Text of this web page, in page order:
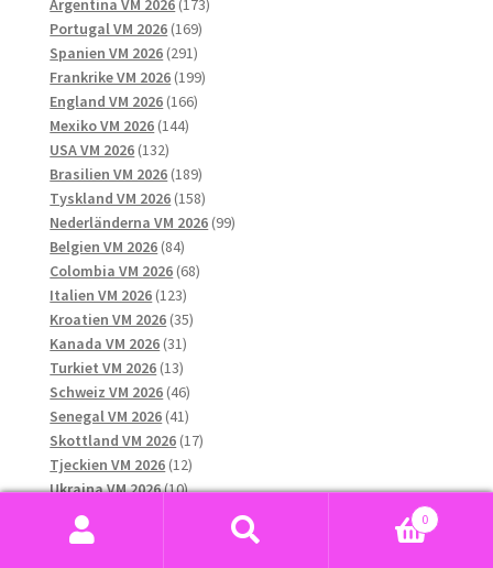
Argentina VM 2026 173
Portugal VM 2026 169169
Spanien VM 2026 291291
produkter
Frankrike VM 2026 199199
England VM 2026 166166
Mexiko VM 2026 144144
USA VM 2026 132132
produkter
Brasilien VM 2026 189189
produkter
Tyskland VM 2026 158158
produkter
Nederländerna VM 2026 9999
Belgien VM 2026 8484
produkter
Colombia VM 2026 6868
Italien VM 2026 123123
produkter
Kroatien VM 2026 3535
Kanada VM 2026 3131
produkter
Turkiet VM 2026 1313
produkter
Schweiz VM 2026 4646
produkter
Senegal VM 2026 4141
produkter
Skottland VM 2026 1717
Tjeckien VM 2026 1212
produkter
Ukraina VM 2026 1010
produkter
Ungern VM 2026
produkter
Uruguay VM 2026
0